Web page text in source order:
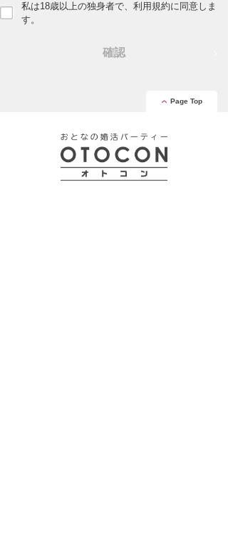
私は18歳以上の独身者で、利用規約に同意しま
す。
確認
Page Top